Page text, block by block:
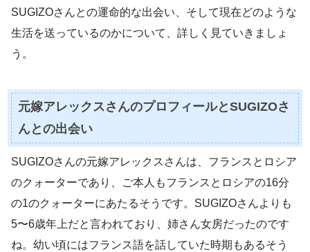
SUGIZOさんとの運命的な出会い、そして現在どのような
生活を送っているのかについて、詳しく見ていきましょ
う。
元嫁アレックスさんのプロフィールとSUGIZOさ
んとの出会い
SUGIZOさんの元嫁アレックスさんは、フランスとロシア
のクォーターであり、ご本人もフランスとロシアの16分
の1のクォーターにあたるそうです。SUGIZOさんよりも
5〜6歳年上だと言われており、姉さん女房だったのです
ね。幼い頃にはフランス語を話していた時期もあるそう